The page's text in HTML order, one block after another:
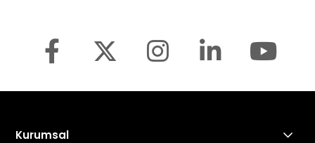
Kurumsal